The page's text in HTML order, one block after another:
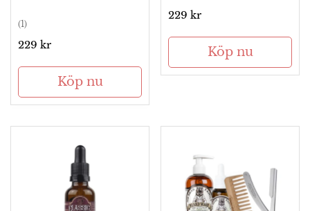
(1)
Ordinarie
229 kr
Köp nu
Ordinarie
229 kr
Köp nu